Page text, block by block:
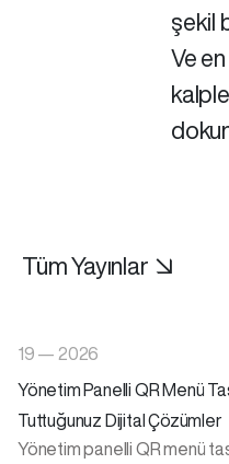
şekil
Ve
Tüm Yayınlar ↘
19 — 2026
Yönetim Panelli QR Menü
Tuttuğunuz Dijital Çözümler
Yönetim panelli QR menü